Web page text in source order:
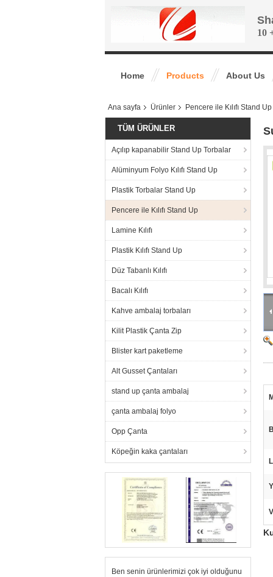
10
Home Products About Us
Ana sayfa Ürünler Pencere ile Kılıfı Stand Up
TÜM ÜRÜNLER
Açılıp kapanabilir Stand Up Torbalar
Alüminyum Folyo Kılıfı Stand Up
Plastik Torbalar Stand Up
Pencere ile Kılıfı Stand Up
Lamine Kılıfı
Plastik Kılıfı Stand Up
Düz Tabanlı Kılıfı
Bacalı Kılıfı
Kahve ambalaj torbaları
Kilit Plastik Çanta Zip
Blister kart paketleme
Alt Gusset Çantaları
stand up çanta ambalaj
çanta ambalaj folyo
Opp Çanta
Köpeğin kaka çantaları
Ben senin ürünlerimizi çok iyi olduğunu